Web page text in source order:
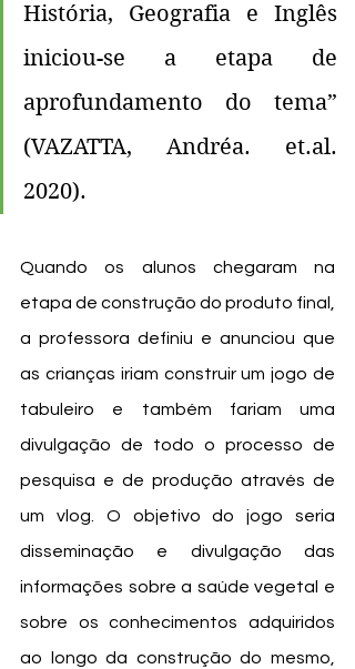
História, Geografia e Inglês
iniciou-se a etapa de
aprofundamento do tema”
(VAZATTA, Andréa. et.al.
2020).
Quando os alunos chegaram na
etapa de construção do produto final,
a professora definiu e anunciou que
as crianças iriam construir um jogo de
tabuleiro e também fariam uma
divulgação de todo o processo de
pesquisa e de produção através de
um vlog. O objetivo do jogo seria
disseminação e divulgação das
informações sobre a saúde vegetal e
sobre os conhecimentos adquiridos
ao longo da construção do mesmo,